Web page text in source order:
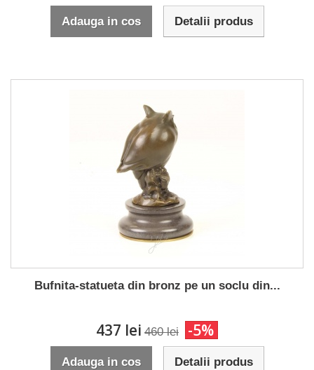
Adauga in cos Detalii produs
Bufnita-statueta din bronz pe un soclu din...
437 lei 460 lei -5%
Adauga in cos Detalii produs